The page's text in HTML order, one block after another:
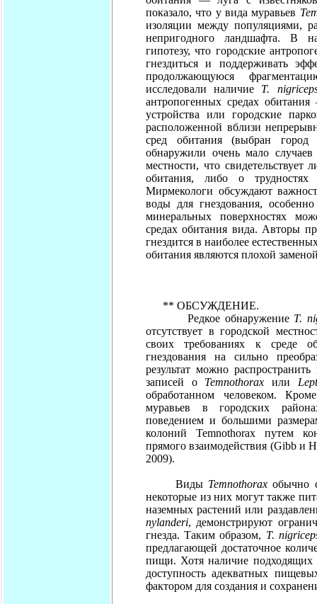
показало, что у вида муравьев
изоляции между популяциями,
непригодного ландшафта. В
гипотезу, что городские
гнездиться и поддерживать
продолжающуюся
исследовали наличие T.
антропогенных средах
устройства или городские
расположенной вблизи
сред обитания (выбран город
обнаружили очень мало
местности, что свидетельствует
обитания, либо о
Мирмекологи обсуждают
воды для гнездования,
минеральных поверхностях
средах обитания вида. Авторы
гнездится в наиболее
обитания являются плохой
** ОБСУЖДЕНИЕ.
Редкое обнаружение T.
отсутствует в городской
своих требованиях к среде
гнездования на сильно
результат можно
записей о Temnothorax или
обработанном человеком.
муравьев в городских
поведением и большими
колоний Temnothorax путем
прямого взаимодействия (Gibb и
2009).
Виды Temnothorax обычно
некоторые из них могут также
наземных растений или
nylanderi, демонстрируют
гнезда. Таким образом, T.
предлагающей достаточное
пищи. Хотя наличие подходящих
доступность адекватных
фактором для создания и